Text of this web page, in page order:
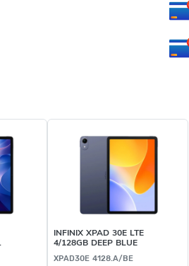
INFINIX XPAD 30E LTE
4/128GB DEEP BLUE
XPAD30E 4128.A/BE